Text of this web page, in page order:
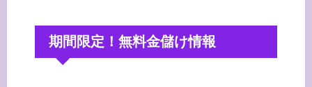
期間限定！無料金儲け情報